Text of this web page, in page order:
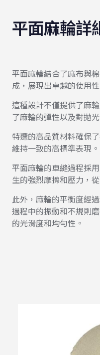
平面麻輪詳
平面麻輪結合了麻布與
成，展現出卓越的使用性
這種設計不僅提供了麻
了麻輪的彈性以及對拋
特選的高品質材料確保
維持一致的高標準表現。
平面麻輪的車縫過程採
生的強烈摩擦和壓力，
此外，麻輪的平衡度經
過程中的振動和不規則
的光滑度和均勻性。